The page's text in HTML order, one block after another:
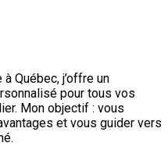
Québec, j’offre un
pour tous vos
Mon objectif : vous
et vous guider vers